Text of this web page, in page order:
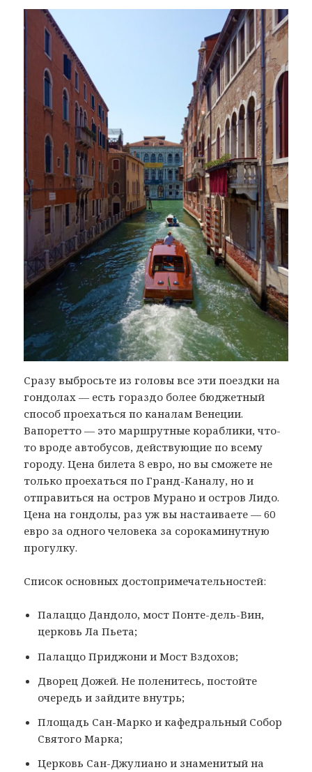
Сразу выбросьте из головы все эти поездки на
гондолах — есть гораздо более бюджетный
способ проехаться по каналам Венеции.
Вапоретто — это маршрутные кораблики, что-
то вроде автобусов, действующие по всему
городу. Цена билета 8 евро, но вы сможете не
только проехаться по Гранд-Каналу, но и
отправиться на остров Мурано и остров Лидо.
Цена на гондолы, раз уж вы настаиваете — 60
евро за одного человека за сорокаминутную
прогулку.
Список основных достопримечательностей:
Палаццо Дандоло, мост Понте-дель-Вин,
церковь Ла Пьета;
Палаццо Приджони и Мост Вздохов;
Дворец Дожей. Не поленитесь, постойте
очередь и зайдите внутрь;
Площадь Сан-Марко и кафедральный Собор
Святого Марка;
Церковь Сан-Джулиано и знаменитый на